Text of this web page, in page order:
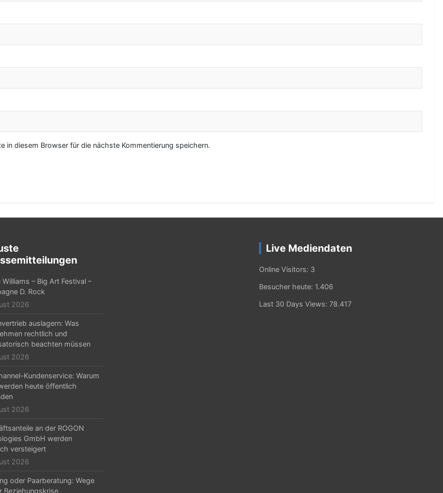
in diesem Browser für die nächste Kommentierung speichern.
Williams – Big Art Festival –
D. Rock
2026
auslagern: Was
rechtlich und
beachten müssen
2026
Kundenservice: Warum
heute öffentlich
2026
an der ROGON
GmbH werden
versteigert
2026
oder Paarberatung: Wege
Beziehungskrise
Live Mediendaten
Online Visitors: 3
Besucher heute: 1.406
Last 30 Days Views: 78.417